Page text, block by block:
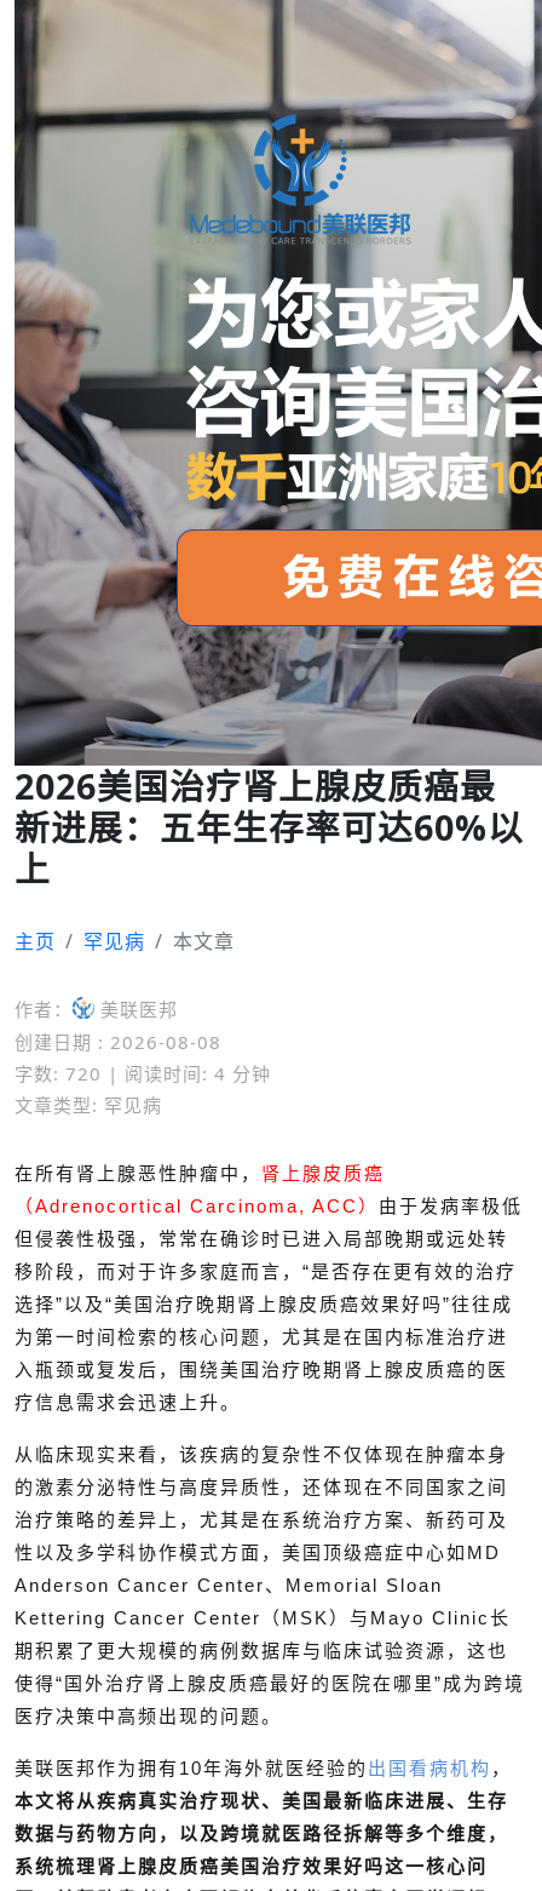
2026美国治疗肾上腺皮质癌最
新进展：五年生存率可达60%以
上
主页 罕见病 本文章
作者：
美联医邦
创建日期 : 2026-08-08
字数: 720 | 阅读时间: 4 分钟
文章类型: 罕见病
在所有肾上腺恶性肿瘤中， 肾上腺皮质癌
（Adrenocortical Carcinoma, ACC） 由于发病率极低
但侵袭性极强，常常在确诊时已进入局部晚期或远处转
移阶段，而对于许多家庭而言，“是否存在更有效的治疗
选择”以及“美国治疗晚期肾上腺皮质癌效果好吗”往往成
为第一时间检索的核心问题，尤其是在国内标准治疗进
入瓶颈或复发后，围绕美国治疗晚期肾上腺皮质癌的医
疗信息需求会迅速上升。
从临床现实来看，该疾病的复杂性不仅体现在肿瘤本身
的激素分泌特性与高度异质性，还体现在不同国家之间
治疗策略的差异上，尤其是在系统治疗方案、新药可及
性以及多学科协作模式方面，美国顶级癌症中心如MD
Anderson Cancer Center、Memorial Sloan
Kettering Cancer Center（MSK）与Mayo Clinic长
期积累了更大规模的病例数据库与临床试验资源，这也
使得“国外治疗肾上腺皮质癌最好的医院在哪里”成为跨境
医疗决策中高频出现的问题。
美联医邦作为拥有10年海外就医经验的 出国看病机构 ，
本文将从疾病真实治疗现状、美国最新临床进展、生存
数据与药物方向，以及跨境就医路径拆解等多个维度，
系统梳理肾上腺皮质癌美国治疗效果好吗这一核心问